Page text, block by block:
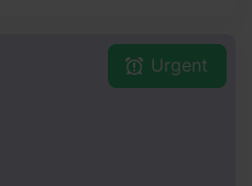
Urgent